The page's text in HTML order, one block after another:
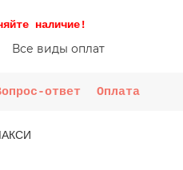
наличие!
Все виды оплат
ответ Оплата